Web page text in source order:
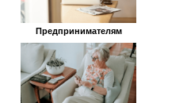
Предпринимателям